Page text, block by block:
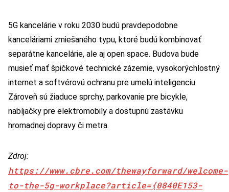
5G kancelárie v roku 2030 budú pravdepodobne
kanceláriami zmiešaného typu, ktoré budú kombinovať
separátne kancelárie, ale aj open space. Budova bude
musieť mať špičkové technické zázemie, vysokorýchlostný
internet a softvérovú ochranu pre umelú inteligenciu.
Zároveň sú žiaduce sprchy, parkovanie pre bicykle,
nabíjačky pre elektromobily a dostupnú zastávku
hromadnej dopravy či metra.
Zdroj:
https://www.cbre.com/thewayforward/welcome-
to-the-5g-workplace?article={0840E153-